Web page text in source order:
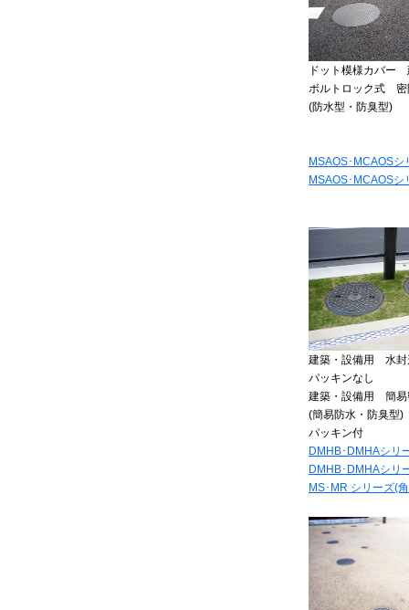
ドット模様カバー
ボルトロック式 密
(防水型・防臭型)
MSAOS･MCAOSシ
MSAOS･MCAOSシ
建築・設備用 水封
パッキンなし
建築・設備用 簡易
(簡易防水・防臭型)
パッキン付
DMHB･DMHAシリ
DMHB･DMHAシリ
MS･MR シリーズ(